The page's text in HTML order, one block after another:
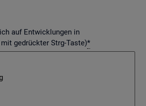
auf Entwicklungen in
gedrückter Strg-Taste)*